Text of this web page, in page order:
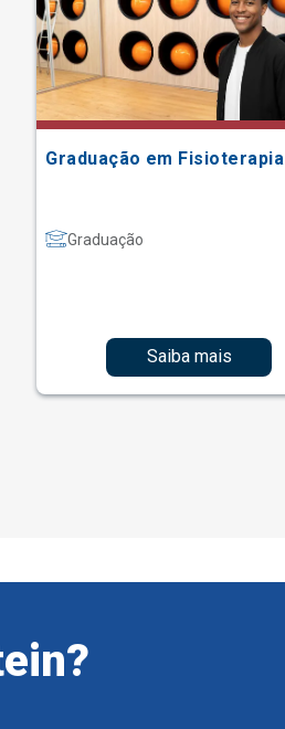
Graduação em Fisioterapia
Graduação
Saiba mais